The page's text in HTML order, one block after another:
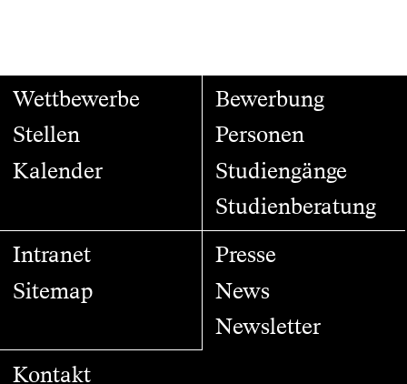
Wettbewerbe
Stellen
Kalender
Bewerbung
Personen
Studiengänge
Studienberatung
Intranet
Sitemap
Presse
News
Newsletter
Kontakt